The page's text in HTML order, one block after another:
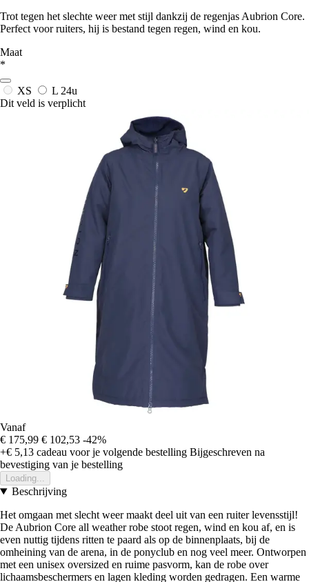
Trot tegen het slechte weer met stijl dankzij de regenjas Aubrion Core.
Perfect voor ruiters, hij is bestand tegen regen, wind en kou.
Maat
*
XS L 24u
Dit veld is verplicht
Vanaf
€ 175,99 € 102,53 -42%
+€ 5,13 cadeau voor je volgende bestelling Bijgeschreven na
bevestiging van je bestelling
Loading...
Beschrijving
Het omgaan met slecht weer maakt deel uit van een ruiter levensstijl!
De Aubrion Core all weather robe stoot regen, wind en kou af, en is
even nuttig tijdens ritten te paard als op de binnenplaats, bij de
omheining van de arena, in de ponyclub en nog veel meer. Ontworpen
met een unisex oversized en ruime pasvorm, kan de robe over
lichaamsbeschermers en lagen kleding worden gedragen. Een warme